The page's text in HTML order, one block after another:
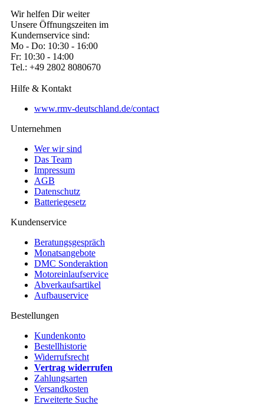
Wir helfen Dir weiter
Unsere Öffnungszeiten im
Kundernservice sind:
Mo - Do: 10:30 - 16:00
Fr: 10:30 - 14:00
Tel.: +49 2802 8080670
Hilfe & Kontakt
www.rmv-deutschland.de/contact
Unternehmen
Wer wir sind
Das Team
Impressum
AGB
Datenschutz
Batteriegesetz
Kundenservice
Beratungsgespräch
Monatsangebote
DMC Sonderaktion
Motoreinlaufservice
Abverkaufsartikel
Aufbauservice
Bestellungen
Kundenkonto
Bestellhistorie
Widerrufsrecht
Vertrag widerrufen
Zahlungsarten
Versandkosten
Erweiterte Suche